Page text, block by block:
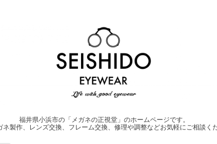
福井県小浜市の「メガネの正視堂」のホームページです。
ネ製作、レンズ交換、フレーム交換、修理や調整などお気軽にご相談く